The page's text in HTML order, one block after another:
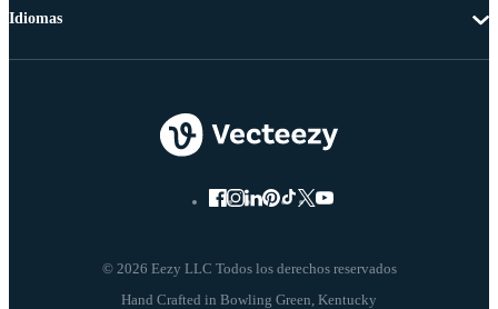
© 2026 Eezy LLC Todos los derechos reservados
Idiomas